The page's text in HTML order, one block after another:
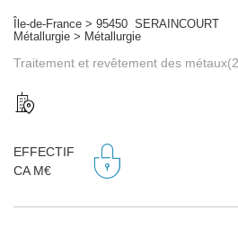
Île-de-France > 95450 SERAINCOURT
Métallurgie > Métallurgie
Traitement et revêtement des
EFFECTIF
CA M€